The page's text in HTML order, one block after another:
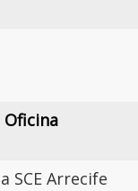
Oficina
SCE Arrecife